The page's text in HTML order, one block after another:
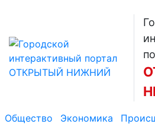
Общество Экономика